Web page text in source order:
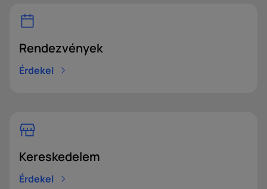
Rendezvények
Érdekel
Kereskedelem
Érdekel